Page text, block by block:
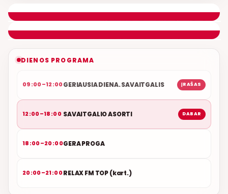
DIENOS PROGRAMA
09:00–12:00GERIAUSIA DIENA. SAVAITGALIS ĮRAŠAS
12:00–18:00 SAVAITGALIO ASORTI DABAR
18:00–20:00GERA PROGA
20:00–21:00RELAX FM TOP (kart.)